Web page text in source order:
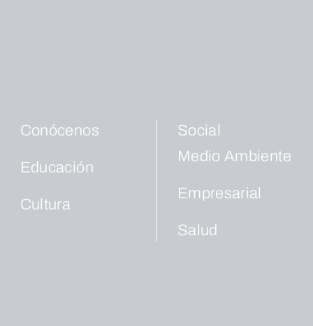
Conócenos
Educación
Cultura
Social
Medio Ambiente
Empresarial
Salud